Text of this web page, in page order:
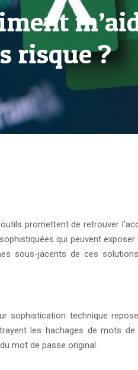
risque ?
promettent de retrouver
qui peuvent
sous-jacents de ces
sophistication technique
les hachages de mots
mot de passe original.